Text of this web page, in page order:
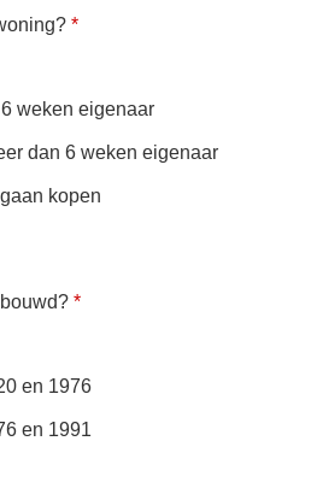
*
weken eigenaar
dan 6 weken eigenaar
kopen
*
en 1976
en 1991